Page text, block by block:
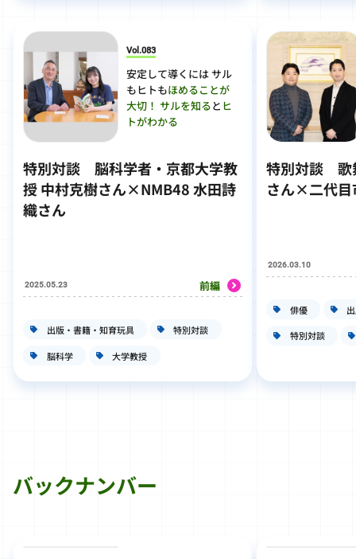
Vol.083
安定して導くには サル
もヒトもほめることが
大切！ サルを知ると ヒ
トがわかる
特別対談 脳科学者・京都大学教
授 中村克樹さん×NMB48 水田詩
織さん
2025.05.23 前編
出版・書籍・知育玩具 特別対談
脳科学 大学教授
特別対談 歌
さん×二代目
2026.03.10
俳優
特別対談
バックナンバー